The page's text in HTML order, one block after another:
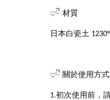
𓂑𓎹 材質
日本白瓷土
𓂑𓎹 關於使用方
1.初次使用前，